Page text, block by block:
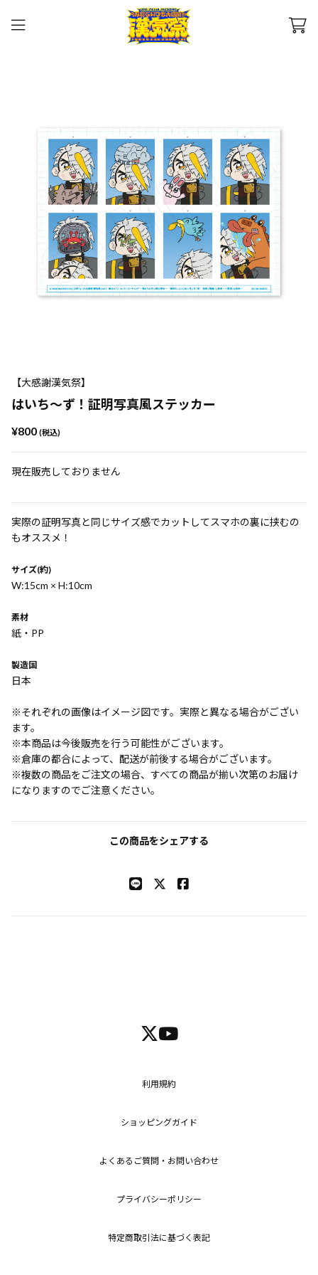
【大感謝漢気祭】
はいち～ず！証明写真風ステッカー
¥800 (税込)
現在販売しておりません
実際の証明写真と同じサイズ感でカットしてスマホの裏に挟むの
もオススメ！
サイズ(約)
W:15cm × H:10cm
素材
紙・PP
製造国
日本
※それぞれの画像はイメージ図です。実際と異なる場合がござい
ます。
※本商品は今後販売を行う可能性がございます。
※倉庫の都合によって、配送が前後する場合がございます。
※複数の商品をご注文の場合、すべての商品が揃い次第のお届け
になりますのでご注意ください。
この商品をシェアする
利用規約
ショッピングガイド
よくあるご質問・お問い合わせ
プライバシーポリシー
特定商取引法に基づく表記